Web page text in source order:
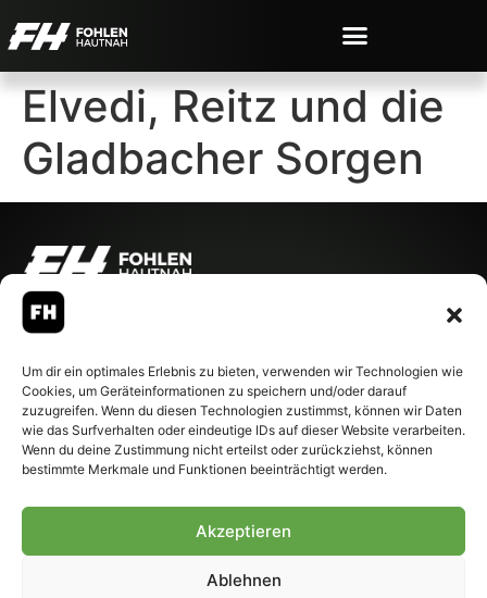
Um dir ein optimales Erlebnis zu bieten, verwenden wir Technologien wie
Cookies, um Geräteinformationen zu speichern und/oder darauf
zuzugreifen. Wenn du diesen Technologien zustimmst, können wir Daten
wie das Surfverhalten oder eindeutige IDs auf dieser Website verarbeiten.
Wenn du deine Zustimmung nicht erteilst oder zurückziehst, können
bestimmte Merkmale und Funktionen beeinträchtigt werden.
Akzeptieren
Ablehnen
Elvedi, Reitz und die
Gladbacher Sorgen
© 2007-2026 Fohlen-Hautnah.de
– Alle rechte vorbehalten.
offiziell eingetragenes Magazin
bei der Deutschen
Nationalbibliothek (ISSN 1868-
8233). Nachdruck und
Weiterverarbeitung, auch
auszugsweise, nur mit